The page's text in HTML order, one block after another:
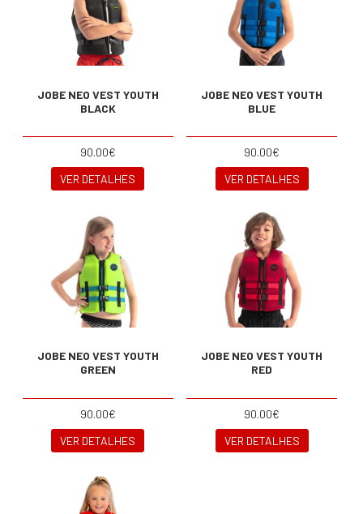
JOBE NEO VEST YOUTH
BLACK
90.00€
VER DETALHES
JOBE NEO VEST YOUTH
BLUE
90.00€
VER DETALHES
JOBE NEO VEST YOUTH
GREEN
90.00€
VER DETALHES
JOBE NEO VEST YOUTH
RED
90.00€
VER DETALHES